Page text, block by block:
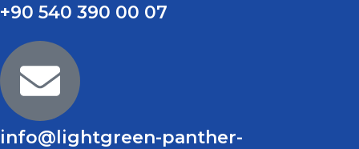
+90 540 390 00 07
info@lightgreen-panther-